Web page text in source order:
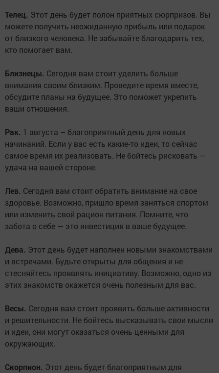
Телец. Этот день будет полон приятных сюрпризов. Вы
можете получить неожиданную прибыль или подарок
от близкого человека. Не забывайте благодарить тех,
кто помогает вам.
Близнецы. Сегодня вам стоит уделить больше
внимания своим близким. Проведите время вместе,
обсудите планы на будущее. Это поможет укрепить
ваши отношения.
Рак. 1 августа – благоприятный день для новых
начинаний. Если у вас есть какие-то идеи, то сейчас
самое время их реализовать. Не бойтесь рисковать —
удача на вашей стороне.
Лев. Сегодня вам стоит обратить внимание на свое
здоровье. Возможно, пришло время заняться спортом
или изменить свой рацион питания. Помните, что
забота о себе — это инвестиция в ваше будущее.
Дева. Этот день будет наполнен новыми знакомствами
и встречами. Будьте открыты для общения и не
стесняйтесь проявлять инициативу. Возможно, одно из
этих знакомств окажется очень полезным для вас.
Весы. Сегодня вам стоит проявить больше активности
и решительности. Не бойтесь высказывать свои мысли
и идеи, они могут оказаться очень ценными для
окружающих.
Скорпион. Этот день будет благоприятным для